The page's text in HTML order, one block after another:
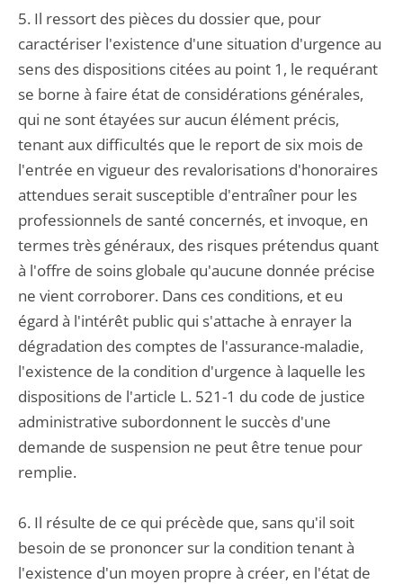
5. Il ressort des pièces du dossier que, pour
caractériser l'existence d'une situation d'urgence au
sens des dispositions citées au point 1, le requérant
se borne à faire état de considérations générales,
qui ne sont étayées sur aucun élément précis,
tenant aux difficultés que le report de six mois de
l'entrée en vigueur des revalorisations d'honoraires
attendues serait susceptible d'entraîner pour les
professionnels de santé concernés, et invoque, en
termes très généraux, des risques prétendus quant
à l'offre de soins globale qu'aucune donnée précise
ne vient corroborer. Dans ces conditions, et eu
égard à l'intérêt public qui s'attache à enrayer la
dégradation des comptes de l'assurance-maladie,
l'existence de la condition d'urgence à laquelle les
dispositions de l'article L. 521-1 du code de justice
administrative subordonnent le succès d'une
demande de suspension ne peut être tenue pour
remplie.
6. Il résulte de ce qui précède que, sans qu'il soit
besoin de se prononcer sur la condition tenant à
l'existence d'un moyen propre à créer, en l'état de